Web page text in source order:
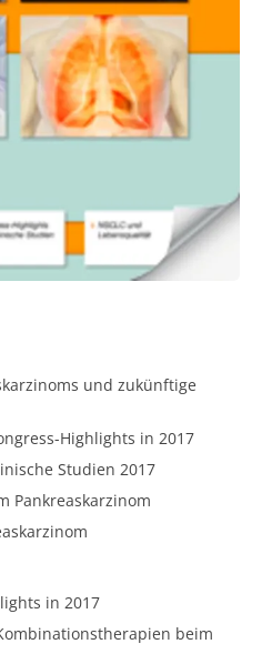
und zukünftige
Highlights in 2017
Studien 2017
Pankreaskarzinom
in 2017
beim